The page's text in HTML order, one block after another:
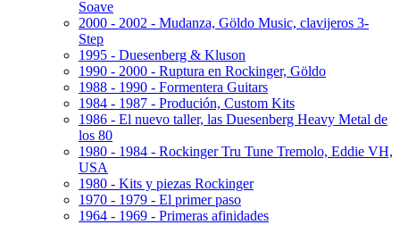
Soave
2000 - 2002 - Mudanza, Göldo Music, clavijeros 3-
Step
1995 - Duesenberg & Kluson
1990 - 2000 - Ruptura en Rockinger, Göldo
1988 - 1990 - Formentera Guitars
1984 - 1987 - Produción, Custom Kits
1986 - El nuevo taller, las Duesenberg Heavy Metal de
los 80
1980 - 1984 - Rockinger Tru Tune Tremolo, Eddie VH,
USA
1980 - Kits y piezas Rockinger
1970 - 1979 - El primer paso
1964 - 1969 - Primeras afinidades